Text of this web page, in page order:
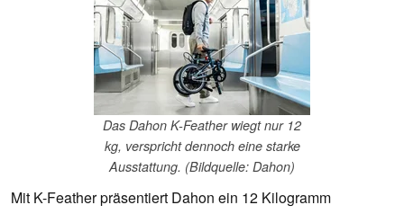
Das Dahon K-Feather wiegt nur 12
kg, verspricht dennoch eine starke
Ausstattung. (Bildquelle: Dahon)
Mit K-Feather präsentiert Dahon ein 12 Kilogramm